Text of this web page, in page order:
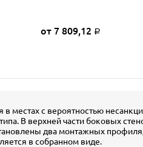
от 7 809,12 Р
местах с вероятностью
В верхней части боковых
два монтажных профиля,
в собранном виде.